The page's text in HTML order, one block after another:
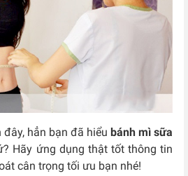
hẳn bạn đã hiểu bánh mì sữa
Hãy ứng dụng thật tốt thông tin
cân trọng tối ưu bạn nhé!